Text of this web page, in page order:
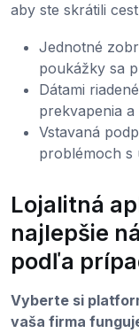
aby ste skrátili
Jednotné
poukážky sa
Dátami
prekvapenia a
Vstavaná
problémoch s
Lojalitná
najlepšie
podľa
Vyberte si
vaša firma